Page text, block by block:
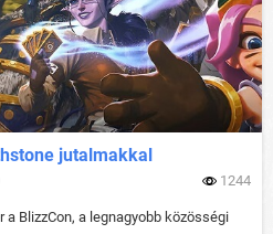
jutalmakkal
1244
a BlizzCon, a legnagyobb közösségi